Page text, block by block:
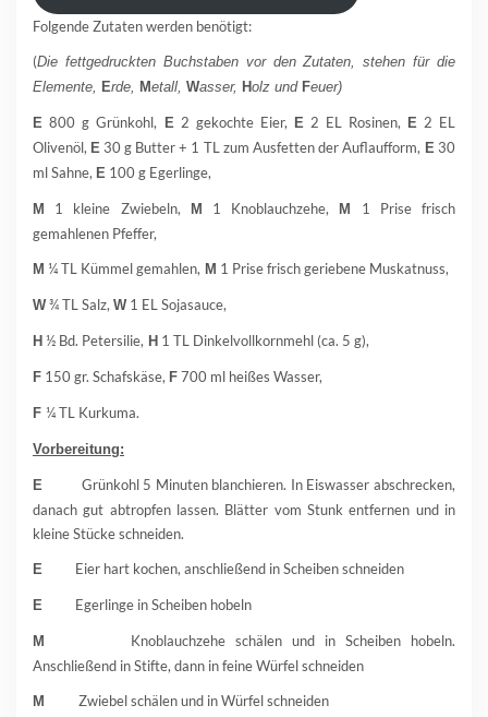
Folgende Zutaten werden benötigt:
(Die fettgedruckten Buchstaben vor den Zutaten, stehen für die
Elemente,
Erde, Metall, Wasser, Holz und Feuer)
E 800 g Grünkohl, E 2 gekochte Eier, E 2 EL Rosinen, E 2 EL
Olivenöl, E 30 g Butter + 1 TL zum Ausfetten der Auflaufform, E 30
ml Sahne, E 100 g Egerlinge,
M 1 kleine Zwiebeln, M 1 Knoblauchzehe, M
1 Prise frisch
gemahlenen Pfeffer,
M ¼ TL Kümmel gemahlen, M 1 Prise frisch geriebene Muskatnuss,
W ¾ TL Salz, W 1 EL Sojasauce,
H ½ Bd. Petersilie, H 1 TL Dinkelvollkornmehl (ca. 5 g),
F 150 gr. Schafskäse, F 700 ml heißes Wasser,
F ¼ TL Kurkuma.
Vorbereitung:
E Grünkohl 5 Minuten blanchieren. In Eiswasser abschrecken,
danach gut abtropfen lassen. Blätter vom Stunk entfernen und in
kleine Stücke schneiden.
E Eier hart kochen, anschließend in Scheiben schneiden
E Egerlinge in Scheiben hobeln
M
Knoblauchzehe schälen und in Scheiben hobeln.
Anschließend in Stifte, dann in feine Würfel schneiden
M Zwiebel schälen und in Würfel schneiden